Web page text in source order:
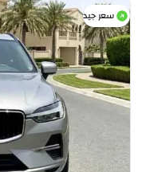
سعر جيد